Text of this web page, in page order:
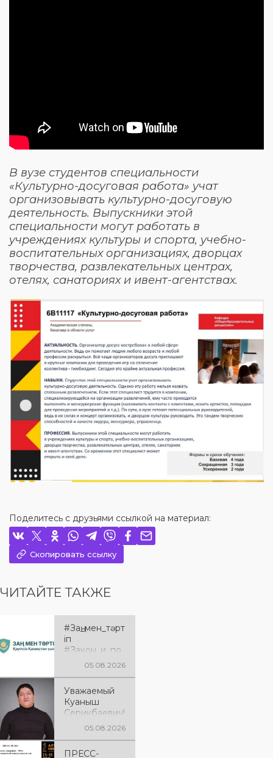
В вузе студентов специальности
«Культурно-досуговая работа» учат
организовывать культурно-досуговую
деятельность. Выпускники этой
специальности могут работать в
учреждениях культуры и спорта, учебно-
воспитательных организациях, дворцах
творчества, развлекательных центрах,
отелях, санаториях и ивент-агентствах.
Поделитесь с друзьями ссылкой на материал:
Скопировать ссылку
ЧИТАЙТЕ ТАКЖЕ
#Заң_мен_тәрт
іп
#Закон_и_по
рядок05.08.2026
Уважаемый
Куаныш
Серикбаевич!
От всей05.08.2026
ПРЕСС-